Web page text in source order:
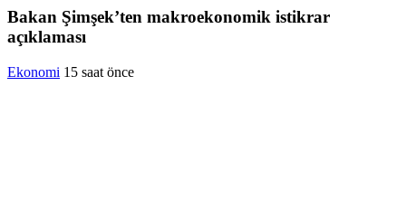
Bakan Şimşek’ten makroekonomik istikrar
açıklaması
Ekonomi 15 saat önce